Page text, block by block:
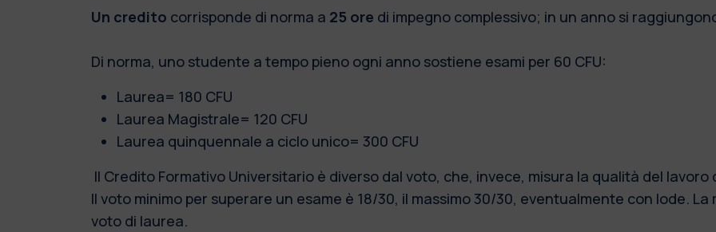
Un credito corrisponde di norma a 25 ore di impegno complessivo; in un anno si
Di norma, uno studente a tempo pieno ogni anno sostiene esami per 60 CFU:
Laurea= 180 CFU
Laurea Magistrale= 120 CFU
Laurea quinquennale a ciclo unico= 300 CFU
Il Credito Formativo Universitario è diverso dal voto, che, invece, misura la qualità del
Il voto minimo per superare un esame è 18/30, il massimo 30/30, eventualmente con lode.
voto di laurea.